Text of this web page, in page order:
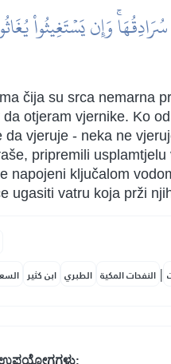
وَإِن يَسۡتَغِيثُواْ
čija su srca nemarna
otjeram vjernike. Ko
da vjeruje - neka ne
pripremili
napojeni ključalom
ugasiti vatru koja prži
ابن كثير الطبري النفحات المكية |